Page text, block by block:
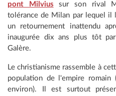
pont Milvius sur son rival
tolérance de Milan par lequel il
un retournement inattendu
inaugurée dix ans plus tôt
Galère.
Le christianisme rassemble à
population de l'empire romain
environ). Il est surtout